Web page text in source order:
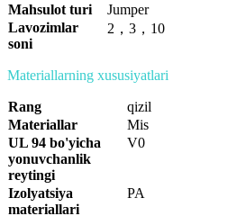
Mahsulot turi
Jumper
Lavozimlar
soni
2 ， 3 ， 10
Materiallarning xususiyatlari
Rang
qizil
Materiallar
Mis
UL 94 bo'yicha
yonuvchanlik
reytingi
V0
Izolyatsiya
materiallari
PA